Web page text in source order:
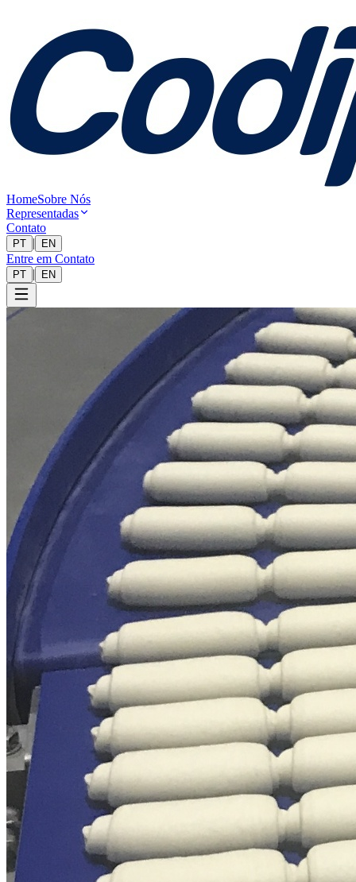
HomeSobre Nós
Representadas
Contato
PT | EN
Entre em Contato
PT | EN